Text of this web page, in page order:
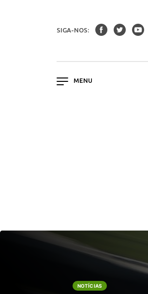
SIGA-NOS:
NOTÍCIAS